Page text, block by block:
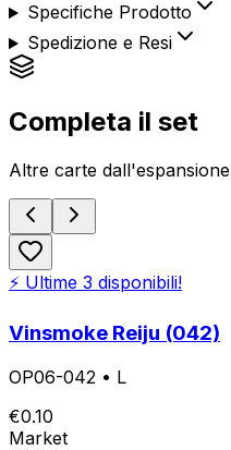
Specifiche Prodotto
Spedizione e Resi
Completa il set
Altre carte dall'espansione
⚡ Ultime 3 disponibili!
Vinsmoke Reiju (042)
OP06-042 • L
€0.10
Market